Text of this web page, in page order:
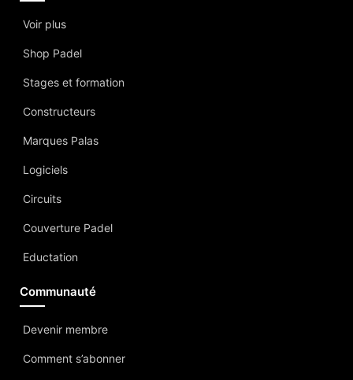
Voir plus
Shop Padel
Stages et formation
Constructeurs
Marques Palas
Logiciels
Circuits
Couverture Padel
Eductation
Communauté
Devenir membre
Comment s’abonner